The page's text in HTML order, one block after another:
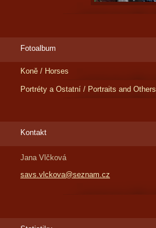
Fotoalbum
Koně / Horses
Portréty a Ostatní / Portraits and Others
Kontakt
Jana Vlčková
savs.vlckova@seznam.cz